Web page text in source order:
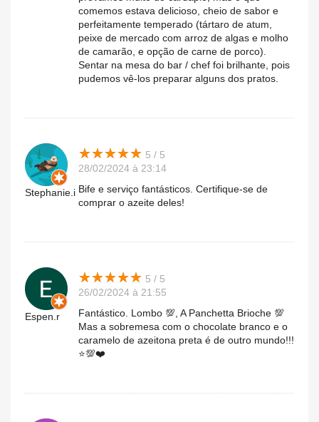
comemos estava delicioso, cheio de sabor e
perfeitamente temperado (tártaro de atum,
peixe de mercado com arroz de algas e molho
de camarão, e opção de carne de porco).
Sentar na mesa do bar / chef foi brilhante, pois
pudemos vê-los preparar alguns dos pratos.
Stephanie.i
★★★★★
★★★★★ 5 / 5
28/02/2024 à 23:14
Bife e serviço fantásticos. Certifique-se de
comprar o azeite deles!
Espen.r
★★★★★
★★★★★ 5 / 5
26/02/2024 à 21:55
Fantástico. Lombo 💯, A Panchetta Brioche 💯
Mas a sobremesa com o chocolate branco e o
caramelo de azeitona preta é de outro mundo!!!
⭐️💯❤️